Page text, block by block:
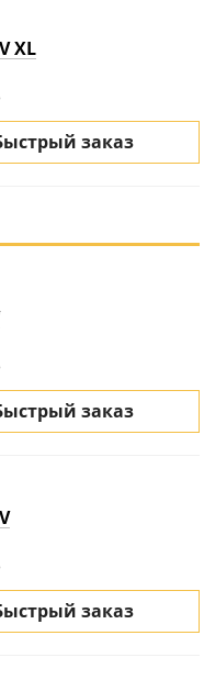
XL
заказ
заказ
заказ